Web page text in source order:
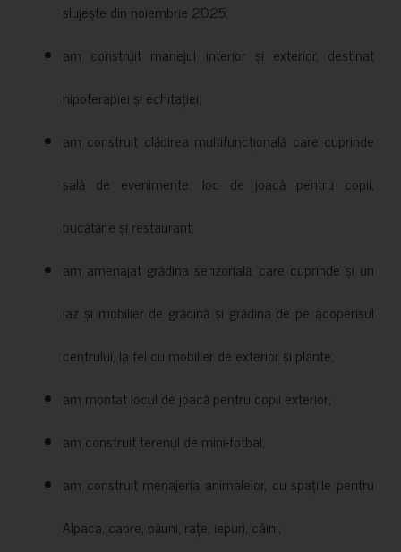
slujește din noiembrie 2025;
am construit manejul interior și exterior, destinat
hipoterapiei și echitației;
am construit clădirea multifuncțională care cuprinde
sală de evenimente, loc de joacă pentru copii,
bucătărie și restaurant;
am amenajat grădina senzorială, care cuprinde și un
iaz și mobilier de grădină și grădina de pe acoperisul
centrului, la fel cu mobilier de exterior și plante;
am montat locul de joacă pentru copii exterior;
am construit terenul de mini-fotbal;
am construit menajeria animalelor, cu spațiile pentru
Alpaca, capre, păuni, rațe, iepuri, câini;